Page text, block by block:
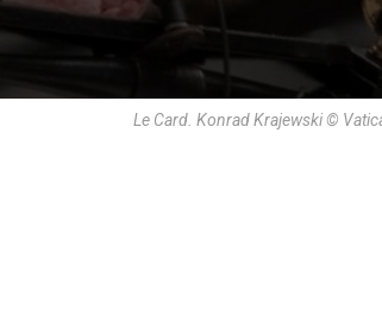
Le Card. Konrad Krajewski ©